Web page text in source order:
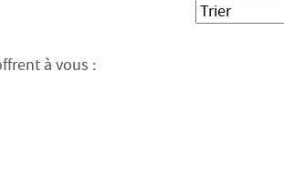
Trier
à vous :